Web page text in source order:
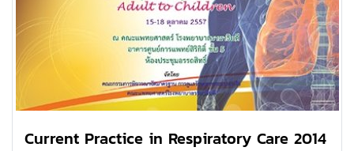
Current Practice in Respiratory Care 2014